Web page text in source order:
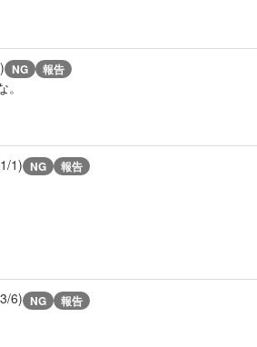
NG 報告
1) NG 報告
6) NG 報告